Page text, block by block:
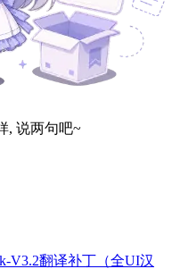
, 说两句吧~
V3.2翻译补丁（全UI汉